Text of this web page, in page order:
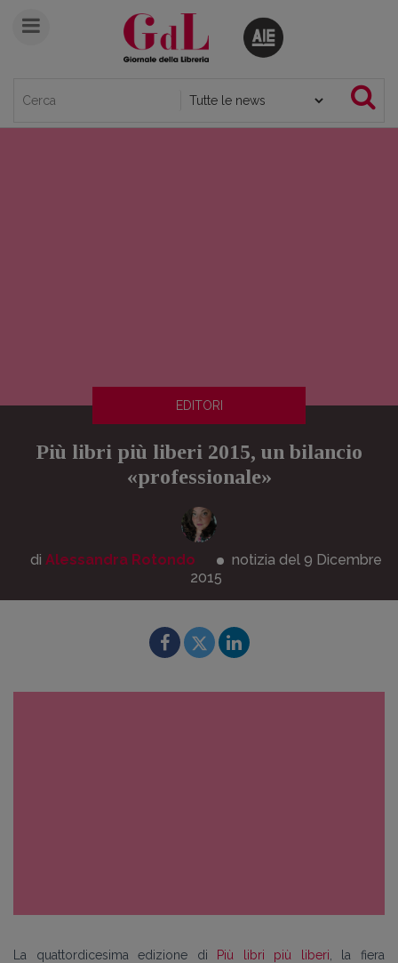
EDITORI
Più libri più liberi 2015, un bilancio
«professionale»
di Alessandra Rotondo notizia del 9 Dicembre
2015
La quattordicesima edizione di Più libri più liberi , la fiera